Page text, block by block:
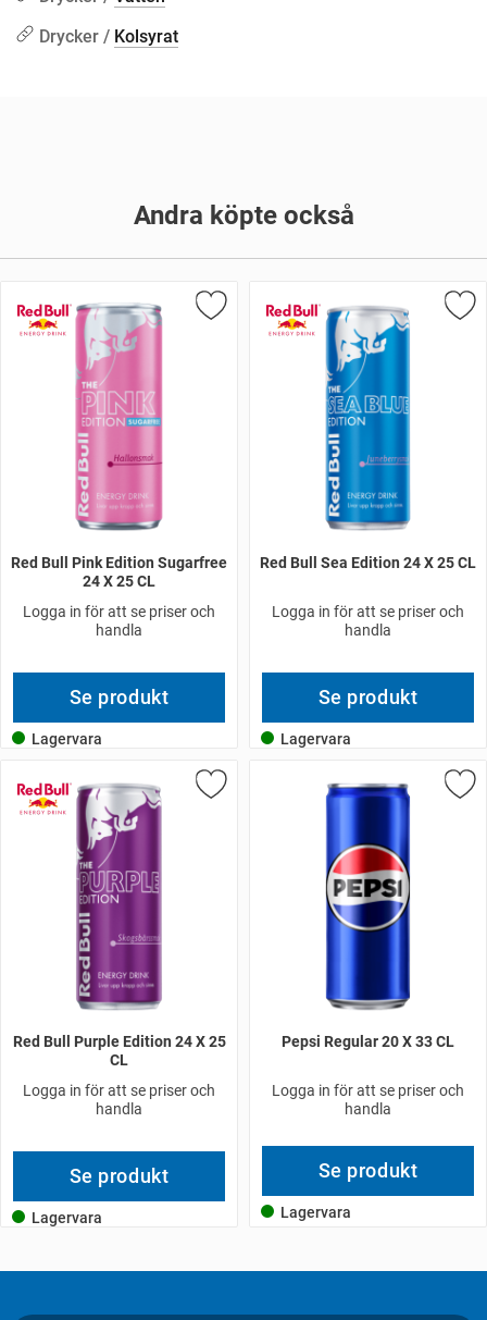
Drycker / Kolsyrat
Andra köpte också
Red Bull Pink Edition Sugarfree
24 X 25 CL
Logga in för att se priser och
handla
Se produkt
Lagervara
Red Bull Sea Edition 24 X 25 CL
Logga in för att se priser och
handla
Se produkt
Lagervara
Red Bull Purple Edition 24 X 25
CL
Logga in för att se priser och
handla
Se produkt
Lagervara
Pepsi Regular 20 X 33 CL
Logga in för att se priser och
handla
Se produkt
Lagervara